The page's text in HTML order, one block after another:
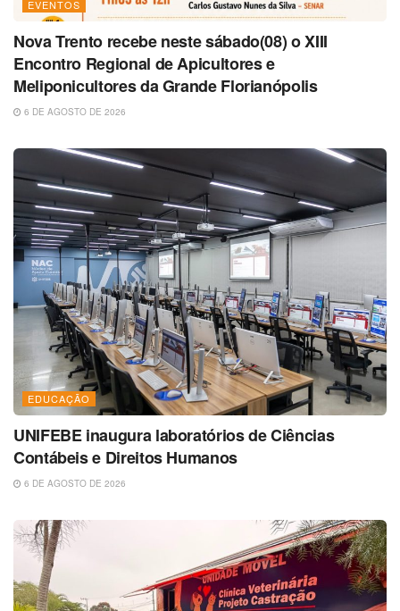
EVENTOS
Nova Trento recebe neste sábado(08) o XIII
Encontro Regional de Apicultores e
Meliponicultores da Grande Florianópolis
6 DE AGOSTO DE 2026
EDUCAÇÃO
UNIFEBE inaugura laboratórios de Ciências
Contábeis e Direitos Humanos
6 DE AGOSTO DE 2026